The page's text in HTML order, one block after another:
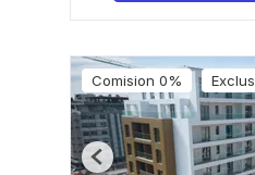
Comision 0%
Previous